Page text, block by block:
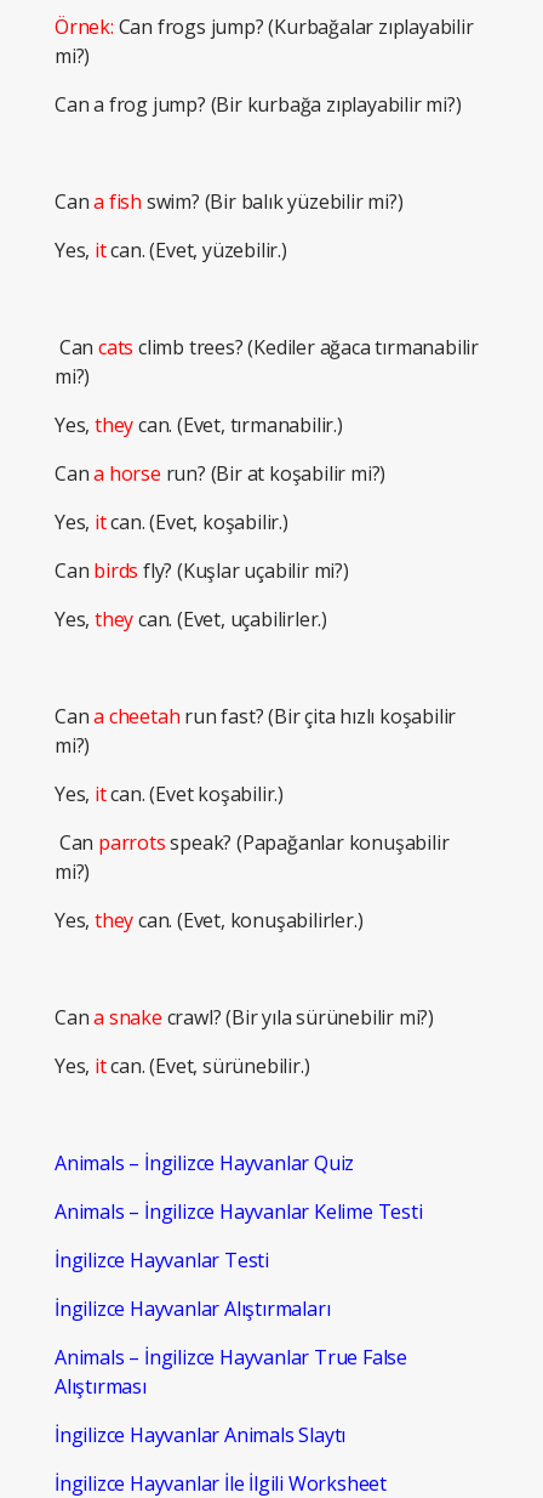
Örnek: Can frogs jump? (Kurbağalar zıplayabilir
mi?)
Can a frog jump? (Bir kurbağa zıplayabilir mi?)
Cana fish swim? (Bir balık yüzebilir mi?)
Yes, itcan. (Evet, yüzebilir.)
Can cats climb trees? (Kediler ağaca tırmanabilir
mi?)
Yes, theycan. (Evet, tırmanabilir.)
Cana horse run? (Bir at koşabilir mi?)
Yes, itcan. (Evet, koşabilir.)
Can birds fly? (Kuşlar uçabilir mi?)
Yes, theycan. (Evet, uçabilirler.)
Cana cheetah run fast? (Bir çita hızlı koşabilir
mi?)
Yes, itcan. (Evet koşabilir.)
Can parrotsspeak? (Papağanlar konuşabilir
mi?)
Yes, theycan. (Evet, konuşabilirler.)
Cana snake crawl? (Bir yıla sürünebilir mi?)
Yes, itcan. (Evet, sürünebilir.)
Animals – İngilizce Hayvanlar Quiz
Animals – İngilizce Hayvanlar Kelime Testi
İngilizce Hayvanlar Testi
İngilizce Hayvanlar Alıştırmaları
Animals – İngilizce Hayvanlar True False
Alıştırması
İngilizce Hayvanlar Animals Slaytı
İngilizce Hayvanlar İle İlgili Worksheet